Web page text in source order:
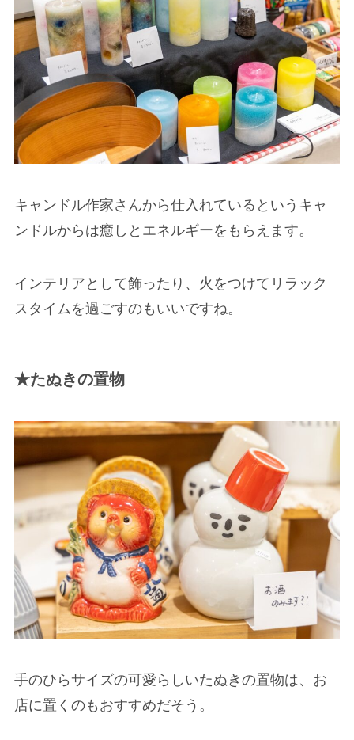
キャンドル作家さんから仕入れているというキャ
ンドルからは癒しとエネルギーをもらえます。
インテリアとして飾ったり、火をつけてリラック
スタイムを過ごすのもいいですね。
★たぬきの置物
手のひらサイズの可愛らしいたぬきの置物は、お
店に置くのもおすすめだそう。